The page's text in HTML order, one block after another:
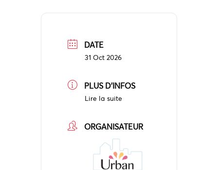
DATE
31 Oct 2026
PLUS D'INFOS
Lire la suite
ORGANISATEUR